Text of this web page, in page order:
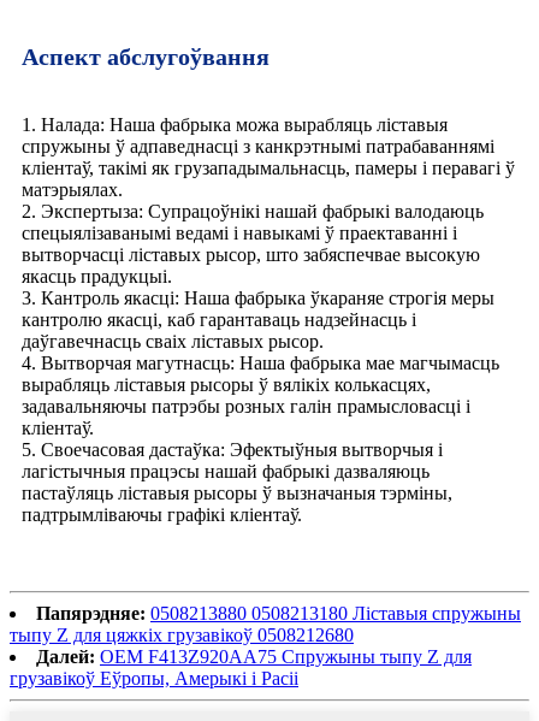
Аспект абслугоўвання
1. Налада: Наша фабрыка можа вырабляць ліставыя
спружыны ў адпаведнасці з канкрэтнымі патрабаваннямі
кліентаў, такімі як грузападымальнасць, памеры і перавагі ў
матэрыялах.
2. Экспертыза: Супрацоўнікі нашай фабрыкі валодаюць
спецыялізаванымі ведамі і навыкамі ў праектаванні і
вытворчасці ліставых рысор, што забяспечвае высокую
якасць прадукцыі.
3. Кантроль якасці: Наша фабрыка ўкараняе строгія меры
кантролю якасці, каб гарантаваць надзейнасць і
даўгавечнасць сваіх ліставых рысор.
4. Вытворчая магутнасць: Наша фабрыка мае магчымасць
вырабляць ліставыя рысоры ў вялікіх колькасцях,
задавальняючы патрэбы розных галін прамысловасці і
кліентаў.
5. Своечасовая дастаўка: Эфектыўныя вытворчыя і
лагістычныя працэсы нашай фабрыкі дазваляюць
пастаўляць ліставыя рысоры ў вызначаныя тэрміны,
падтрымліваючы графікі кліентаў.
Папярэдняе: 0508213880 0508213180 Ліставыя спружыны
тыпу Z для цяжкіх грузавікоў 0508212680
Далей: OEM F413Z920AA75 Спружыны тыпу Z для
грузавікоў Еўропы, Амерыкі і Расіі